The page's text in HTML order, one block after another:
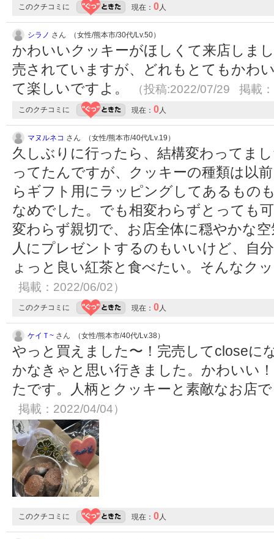
このクチコミに 現在： 0 人
シラノ さん （女性/熊本市/30代/Lv.50）
かわいいクッキーがほしくて来店しま
売されていますが、どれもとてもかわ
て楽しいですよ。
（投稿:2022/07/29 掲載
このクチコミに 現在： 0 人
マヌルネコ さん （女性/熊本市/40代/Lv.19）
久しぶりに行ったら、結構変わってま
ってたんですが、クッキーの種類は以
らギフト用にラッピングしてあるもの
なめでした。でも相変わらずとっても
変わらず親切で、お店全体に穏やかな
人にプレゼントするのもいいけど、自
ょっと良い紅茶と食べたい。そんなク
掲載：2022/06/02）
このクチコミに 現在： 0 人
ケイＴ~ さん （女性/熊本市/40代/Lv.38）
やっと買えました〜！完売してcloseに
かなきゃと思い行きました。かわいい
たです。人柄とクッキーと素敵なお店
掲載：2022/04/04）
このクチコミに 現在： 0 人